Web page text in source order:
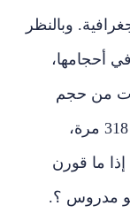
وبالنظر
أحجامها،
من حجم
الأرض بينما المشتري أكبر منها بحوالي 318 مرة،
ما قورن
مدروس ؟.